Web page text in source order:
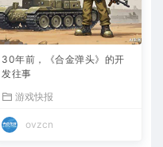
30年前，《合金弹头》的开
发往事
游戏快报
ovzcn